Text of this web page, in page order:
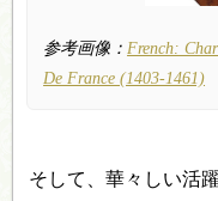
参考画像： French:
De France (1403-1461)
そして、華々しい活